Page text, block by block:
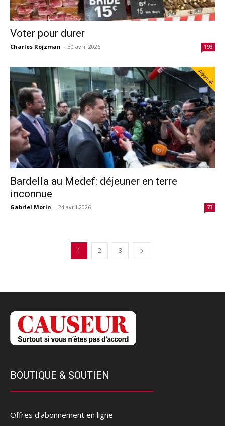
Voter pour durer
Charles Rojzman - 30 avril 2026 193
Abonné
Bardella au Medef: déjeuner en terre
inconnue
Gabriel Morin - 24 avril 2026 73
1 2 3
BOUTIQUE & SOUTIEN
Offres d’abonnement en ligne